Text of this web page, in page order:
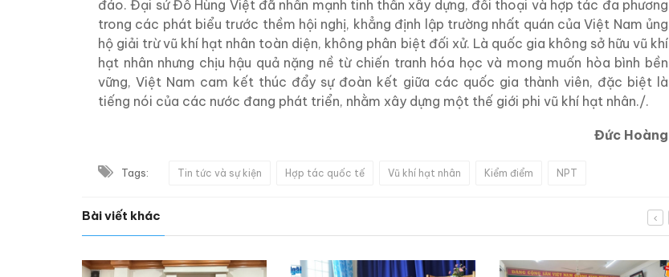
đáo. Đại sứ Đỗ Hùng Việt đã nhấn mạnh tinh thần xây dựng, đối thoại và hợp tác đa phương
trong các phát biểu trước thềm hội nghị, khẳng định lập trường nhất quán của Việt Nam ủng
hộ giải trừ vũ khí hạt nhân toàn diện, không phân biệt đối xử. Là quốc gia không sở hữu vũ khí
hạt nhân nhưng chịu hậu quả nặng nề từ chiến tranh hóa học và mong muốn hòa bình bền
vững, Việt Nam cam kết thúc đẩy sự đoàn kết giữa các quốc gia thành viên, đặc biệt là
tiếng nói của các nước đang phát triển, nhằm xây dựng một thế giới phi vũ khí hạt nhân./.
Đức Hoàng
Tags: Tin tức và sự kiện Hợp tác quốc tế Vũ khí hạt nhân Kiểm điểm NPT
Bài viết khác